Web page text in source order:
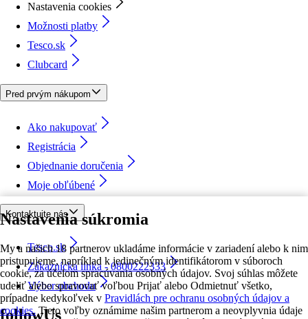
Nastavenia súkromia
My a našich 18 partnerov ukladáme informácie v zariadení alebo k nim
pristupujeme, napríklad k jedinečným identifikátorom v súboroch
cookie, za účelom spracúvania osobných údajov. Svoj súhlas môžete
udeliť alebo spravovať voľbou Prijať alebo Odmietnuť všetko,
prípadne kedykoľvek v Pravidlách pre ochranu osobných údajov a
cookies. Tieto voľby oznámime našim partnerom a neovplyvnia údaje
Nastavenia cookies
Možnosti platby
Tesco.sk
Clubcard
Pred prvým nákupom
Ako nakupovať
Registrácia
Objednanie doručenia
Moje obľúbené
Kontaktujte nás
Tesco.sk
Zákaznícka linka - 0800222333
Výber obchodu
followUs